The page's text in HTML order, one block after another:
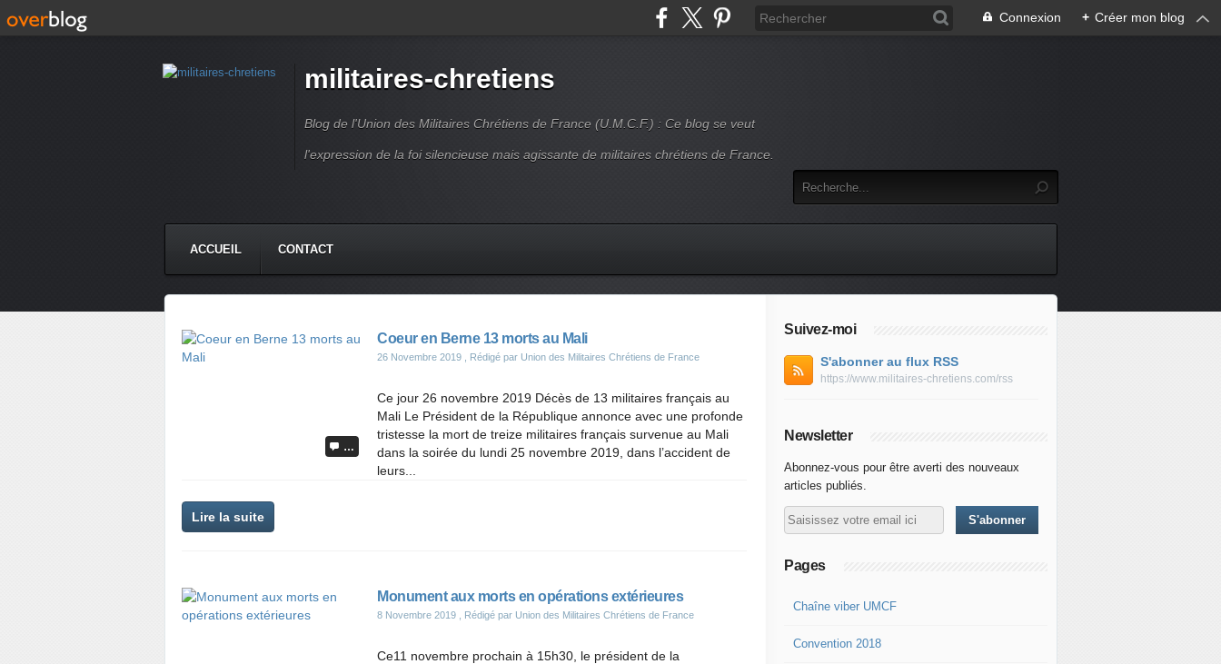
Connexion + Créer mon blog
militaires-chretiens
Blog de l'Union des Militaires Chrétiens de France (U.M.C.F.) : Ce blog se veut
l'expression de la foi silencieuse mais agissante de militaires chrétiens de France.
ACCUEIL CONTACT
…
Coeur en Berne 13 morts au Mali
26 Novembre 2019 , Rédigé par Union des Militaires Chrétiens de France
Ce jour 26 novembre 2019 Décès de 13 militaires français au
Mali Le Président de la République annonce avec une profonde
tristesse la mort de treize militaires français survenue au Mali
dans la soirée du lundi 25 novembre 2019, dans l’accident de
leurs...
Lire la suite
Monument aux morts en opérations extérieures
8 Novembre 2019 , Rédigé par Union des Militaires Chrétiens de France
Ce11 novembre prochain à 15h30, le président de la
Suivez-moi
S'abonner au flux RSS
https://www.militaires-chretiens.com/rss
Newsletter
Abonnez-vous pour être averti des nouveaux
articles publiés.
Pages
Chaîne viber UMCF
Convention 2018